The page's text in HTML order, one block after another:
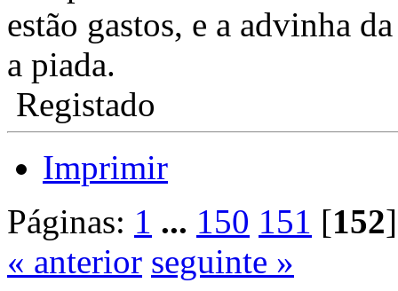
estão gastos, e a advinha
a piada.
Registado
Imprimir
Páginas: 1 ... 150 151 [152]
« anterior seguinte »